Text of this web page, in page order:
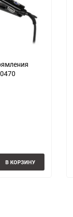
В КОРЗИНУ